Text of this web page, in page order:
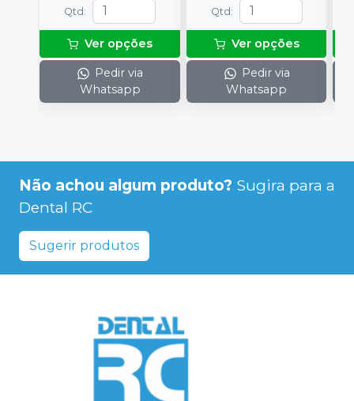
Qtd:
Ver opções
Pedir via
Whatsapp
Qtd:
Ver opções
Pedir via
Whatsapp
Não achou algum produto? Sugira para a
Dental RC
Sugerir produtos